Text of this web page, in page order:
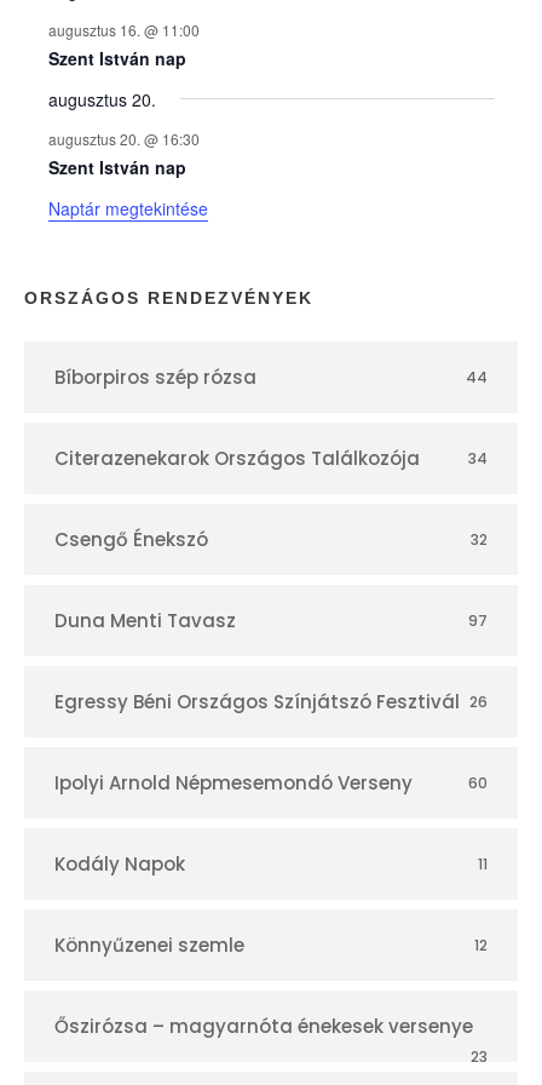
e
k
n
a
p
r
augusztus 16. @ 11:00
Szent István nap
augusztus 20.
augusztus 20. @ 16:30
Szent István nap
Naptár megtekintése
ORSZÁGOS RENDEZVÉNYEK
Bíborpiros szép rózsa 44
Citerazenekarok Országos Találkozója 34
Csengő Énekszó 32
Duna Menti Tavasz 97
Egressy Béni Országos Színjátszó Fesztivál 26
Ipolyi Arnold Népmesemondó Verseny 60
Kodály Napok 11
Könnyűzenei szemle 12
Őszirózsa – magyarnóta énekesek versenye
23